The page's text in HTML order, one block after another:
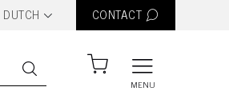
text.language
DUTCH CONTACT
MENU